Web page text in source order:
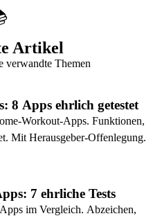
Artikel
verwandte Themen
8 Apps ehrlich getestet
Workout-Apps. Funktionen,
Mit Herausgeber-Offenlegung.
7 ehrliche Tests
im Vergleich. Abzeichen,